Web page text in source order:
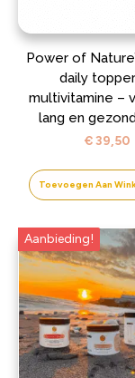
Power of
daily
multivitamine –
lang en
€39,50
Toevoegen Aan
Aanbieding!